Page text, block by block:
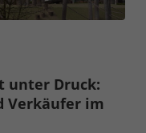
unter Druck:
Verkäufer im